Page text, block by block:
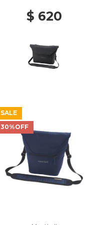
$ 620
SALE
30%OFF